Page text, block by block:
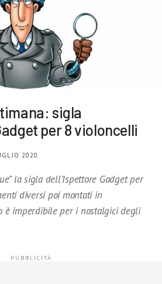
sigla
per 8 violoncelli
2020
la sigla dell’Ispettore Gadget per
diversi poi montati in
è imperdibile per i nostalgici degli